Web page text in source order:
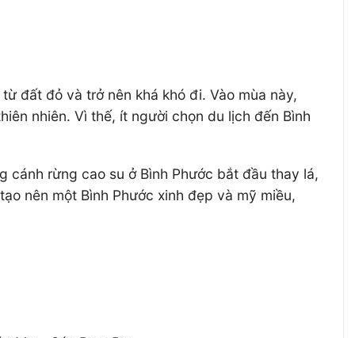
đất đỏ và trở nên khá khó đi. Vào mùa này,
nhiên. Vì thế, ít người chọn du lịch đến Bình
cánh rừng cao su ở Bình Phước bắt đầu thay lá,
nên một Bình Phước xinh đẹp và mỹ miều,